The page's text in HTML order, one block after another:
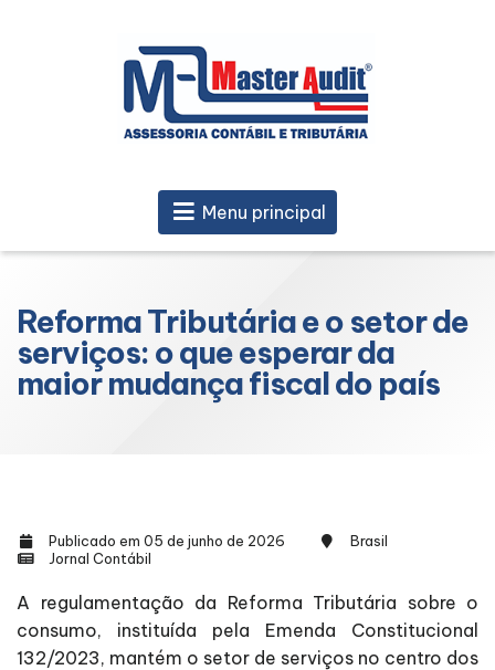
Menu principal
Reforma Tributária e o setor de
serviços: o que esperar da
maior mudança fiscal do país
Publicado em 05 de junho de 2026
Brasil
Jornal Contábil
A regulamentação da Reforma Tributária sobre o
consumo, instituída pela Emenda Constitucional
132/2023, mantém o setor de serviços no centro dos